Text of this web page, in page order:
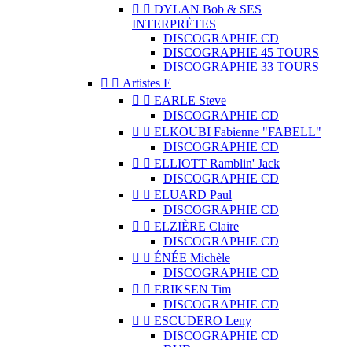
  DYLAN Bob & SES
INTERPRÈTES
DISCOGRAPHIE CD
DISCOGRAPHIE 45 TOURS
DISCOGRAPHIE 33 TOURS
  Artistes E
  EARLE Steve
DISCOGRAPHIE CD
  ELKOUBI Fabienne "FABELL"
DISCOGRAPHIE CD
  ELLIOTT Ramblin' Jack
DISCOGRAPHIE CD
  ELUARD Paul
DISCOGRAPHIE CD
  ELZIÈRE Claire
DISCOGRAPHIE CD
  ÉNÉE Michèle
DISCOGRAPHIE CD
  ERIKSEN Tim
DISCOGRAPHIE CD
  ESCUDERO Leny
DISCOGRAPHIE CD